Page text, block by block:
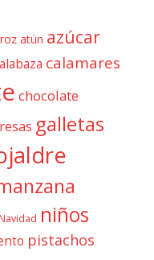
atún azúcar
calamares
chocolate
galletas
niños
pistachos